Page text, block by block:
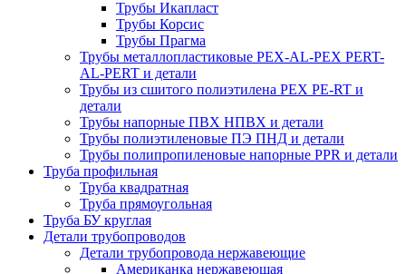
Трубы Икапласт
Трубы Корсис
Трубы Прагма
Трубы металлопластиковые PEX-AL-PEX PERT-
AL-PERT и детали
Трубы из сшитого полиэтилена PEX PE-RT и
детали
Трубы напорные ПВХ НПВХ и детали
Трубы полиэтиленовые ПЭ ПНД и детали
Трубы полипропиленовые напорные PPR и детали
Труба профильная
Труба квадратная
Труба прямоугольная
Труба БУ круглая
Детали трубопроводов
Детали трубопровода нержавеющие
Американка нержавеющая